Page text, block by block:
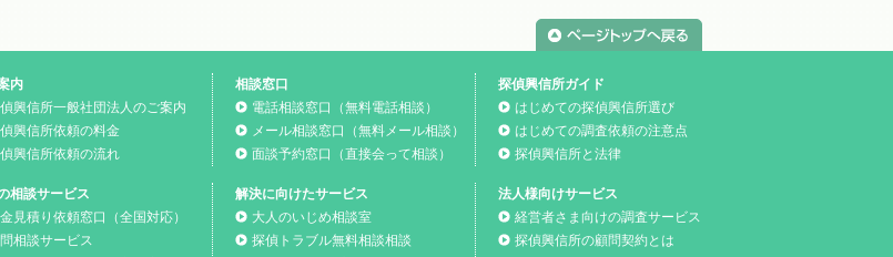
内
興信所一般社団法人のご案内
興信所依頼の料金
興信所依頼の流れ
相談窓口
電話相談窓口（無料電話相談）
メール相談窓口（無料メール相談）
面談予約窓口（直接会って相談）
探偵興信所ガイド
はじめての探偵興信所選び
はじめての調査依頼の注意点
探偵興信所と法律
相談サービス
見積り依頼窓口（全国対応）
相談サービス
解決に向けたサービス
大人のいじめ相談室
探偵トラブル無料相談相談
法人様向けサービス
経営者さま向けの調査サービス
探偵興信所の顧問契約とは